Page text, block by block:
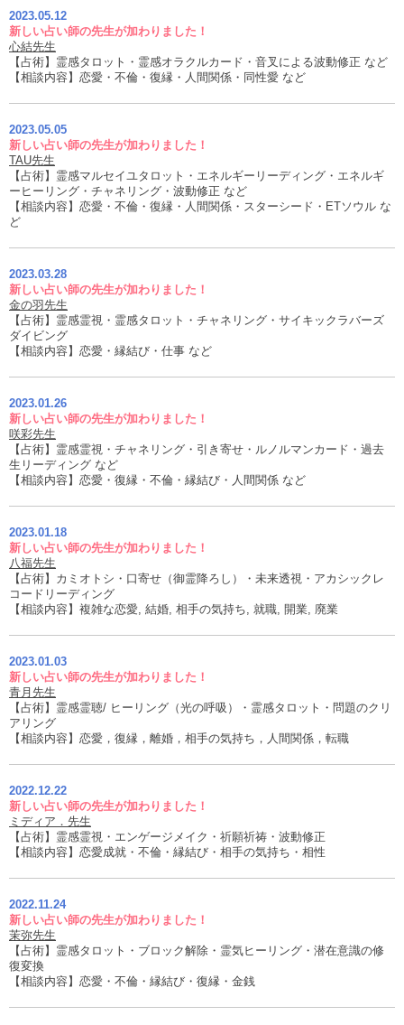
2023.05.12
新しい占い師の先生が加わりました！
心結先生
【占術】霊感タロット・霊感オラクルカード・音叉による波動修正 など
【相談内容】恋愛・不倫・復縁・人間関係・同性愛 など
2023.05.05
新しい占い師の先生が加わりました！
TAU先生
【占術】霊感マルセイユタロット・エネルギーリーディング・エネルギ
ーヒーリング・チャネリング・波動修正 など
【相談内容】恋愛・不倫・復縁・人間関係・スターシード・ETソウル な
ど
2023.03.28
新しい占い師の先生が加わりました！
金の羽先生
【占術】霊感霊視・霊感タロット・チャネリング・サイキックラバーズ
ダイビング
【相談内容】恋愛・縁結び・仕事 など
2023.01.26
新しい占い師の先生が加わりました！
咲彩先生
【占術】霊感霊視・チャネリング・引き寄せ・ルノルマンカード・過去
生リーディング など
【相談内容】恋愛・復縁・不倫・縁結び・人間関係 など
2023.01.18
新しい占い師の先生が加わりました！
八福先生
【占術】カミオトシ・口寄せ（御霊降ろし）・未来透視・アカシックレ
コードリーディング
【相談内容】複雑な恋愛, 結婚, 相手の気持ち, 就職, 開業, 廃業
2023.01.03
新しい占い師の先生が加わりました！
青月先生
【占術】霊感霊聴/ ヒーリング（光の呼吸）・霊感タロット・問題のクリ
アリング
【相談内容】恋愛，復縁，離婚，相手の気持ち，人間関係，転職
2022.12.22
新しい占い師の先生が加わりました！
ミディア．先生
【占術】霊感霊視・エンゲージメイク・祈願祈祷・波動修正
【相談内容】恋愛成就・不倫・縁結び・相手の気持ち・相性
2022.11.24
新しい占い師の先生が加わりました！
茉弥先生
【占術】霊感タロット・ブロック解除・霊気ヒーリング・潜在意識の修
復変換
【相談内容】恋愛・不倫・縁結び・復縁・金銭